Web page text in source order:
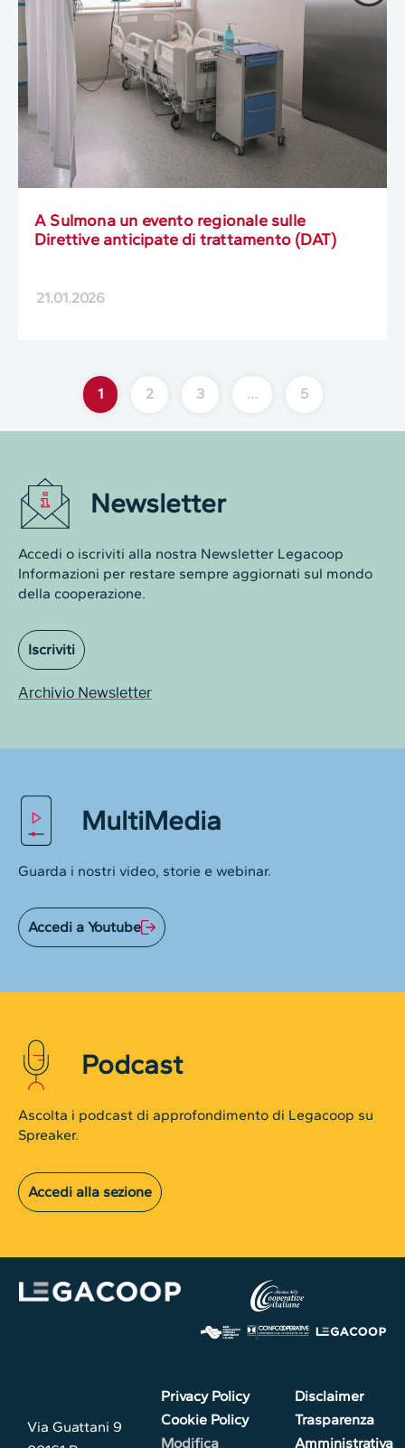
A Sulmona un evento regionale sulle
Direttive anticipate di trattamento (DAT)
21.01.2026
1 2 3 … 5
Newsletter
Accedi o iscriviti alla nostra Newsletter Legacoop
Informazioni per restare sempre aggiornati sul mondo
della cooperazione.
Iscriviti
Archivio Newsletter
MultiMedia
Guarda i nostri video, storie e webinar.
Accedi a Youtube
Podcast
Ascolta i podcast di approfondimento di Legacoop su
Spreaker.
Accedi alla sezione
Via Guattani 9
Privacy Policy
Cookie Policy
Modifica
Disclaimer
Trasparenza
Amministrativa